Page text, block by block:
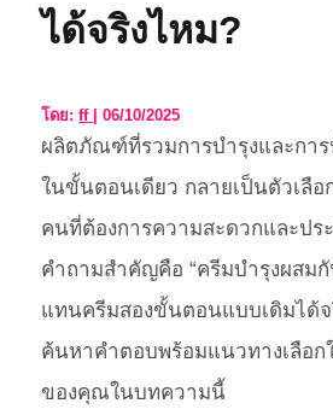
ได้จริงไหม?
โดย:ff |06/10/2025
ผลิตภัณฑ์ที่รวมการบำรุงและกา
ในขั้นตอนเดียว กลายเป็นตัวเลื
คนที่ต้องการความสะดวกและปร
คำถามสำคัญคือ “ครีมบำรุงผสมกั
แทนครีมสองขั้นตอนแบบเดิมได้จ
ค้นหาคำตอบพร้อมแนวทางเลือก
ของคุณในบทความนี้